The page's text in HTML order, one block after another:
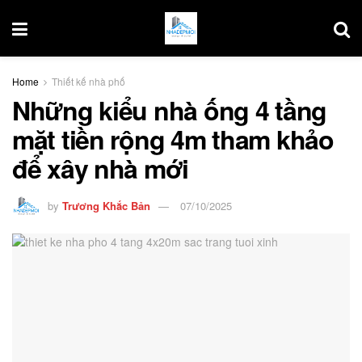
Home Thiết kế nhà phố
Những kiểu nhà ống 4 tầng
mặt tiền rộng 4m tham khảo
để xây nhà mới
by Trương Khắc Bản 07/10/2025